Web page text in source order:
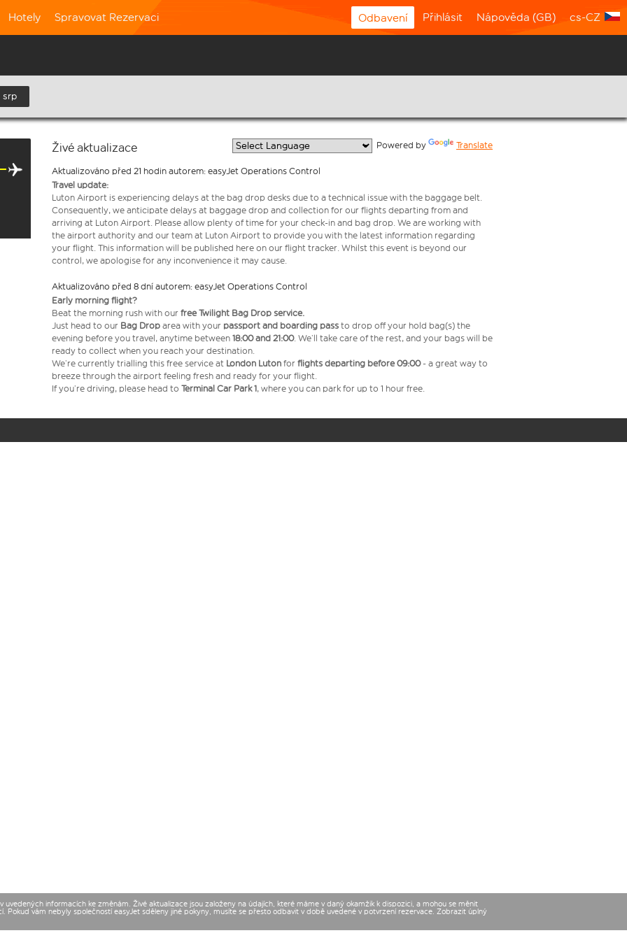
Hotely Spravovat Rezervaci Odbavení Přihlásit Nápověda (GB) cs-CZ
srp
Živé aktualizace Powered by Translate
Aktualizováno před 21 hodin autorem: easyJet Operations Control
Travel update:
Luton Airport is experiencing delays at the bag drop desks due to a technical issue with the baggage belt.
Consequently, we anticipate delays at baggage drop and collection for our flights departing from and
arriving at Luton Airport. Please allow plenty of time for your check-in and bag drop. We are working with
the airport authority and our team at Luton Airport to provide you with the latest information regarding
your flight. This information will be published here on our flight tracker. Whilst this event is beyond our
control, we apologise for any inconvenience it may cause.
Aktualizováno před 8 dní autorem: easyJet Operations Control
Early morning flight?
Beat the morning rush with our free Twilight Bag Drop service.
Just head to our Bag Drop area with your passport and boarding pass to drop off your hold bag(s) the
evening before you travel, anytime between 18:00 and 21:00. We’ll take care of the rest, and your bags will be
ready to collect when you reach your destination.
We’re currently trialling this free service at London Luton for flights departing before 09:00- a great way to
breeze through the airport feeling fresh and ready for your flight.
If you’re driving, please head to Terminal Car Park 1, where you can park for up to 1 hour free.
informacích ke změnám. Živé aktualizace jsou založeny na údajích, které máme v daný okamžik k dispozici, a mohou se měnit
Pokud vám nebyly společností easyJet sděleny jiné pokyny, musíte se přesto odbavit v době uvedené v potvrzení rezervace. Zobrazit úplný